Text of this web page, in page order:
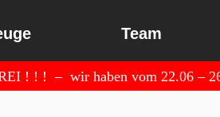
Team
! ! ! – wir haben vom 22.06 –